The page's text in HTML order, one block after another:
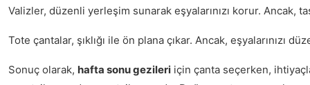
Valizler, düzenli yerleşim sunarak eşyalarınızı korur. Ancak,
Tote çantalar, şıklığı ile ön plana çıkar. Ancak, eşyalarınızı
Sonuç olarak, hafta sonu gezileri için çanta seçerken,